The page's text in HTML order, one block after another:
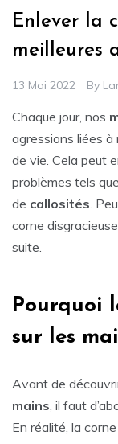
Enlever la
meilleures
13 Mai 2022 By
Chaque jour, nos
agressions liées
de vie. Cela peut
problèmes tels
de callosités.
corne
suite.
Pourquoi
sur les
Avant de
mains, il faut
En réalité, la